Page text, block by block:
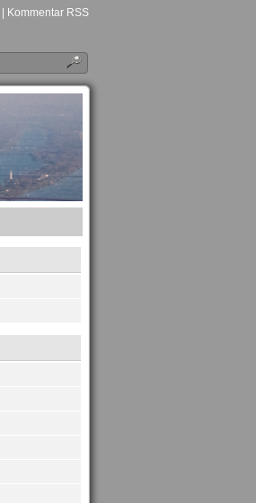
Kommentar RSS